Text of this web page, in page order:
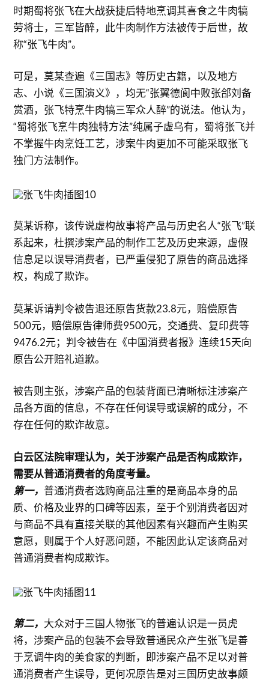
时期蜀将张飞在大战获捷后特地烹调其喜食之牛肉犒
劳将士，三军皆醉，此牛肉制作方法被传于后世，故
称“张飞牛肉”。
可是，莫某查遍《三国志》等历史古籍，以及地方
志、小说《三国演义》，均无“张翼德阆中败张郃刘备
赏酒，张飞特烹牛肉犒三军众人醉”的说法。他认为，
“蜀将张飞烹牛肉独特方法”纯属子虚乌有，蜀将张飞并
不掌握牛肉烹饪工艺，涉案牛肉更加不可能采取张飞
独门方法制作。
莫某诉称，该传说虚构故事将产品与历史名人“张飞”联
系起来，杜撰涉案产品的制作工艺及历史来源，虚假
信息足以误导消费者，已严重侵犯了原告的商品选择
权，构成了欺诈。
莫某诉请判令被告退还原告货款23.8元，赔偿原告
500元，赔偿原告律师费9500元，交通费、复印费等
9476.2元；判令被告在《中国消费者报》连续15天向
原告公开赔礼道歉。
被告则主张，涉案产品的包装背面已清晰标注涉案产
品各方面的信息，不存在任何误导或误解的成分，不
存在任何的欺诈故意。
白云区法院审理认为，关于涉案产品是否构成欺诈，
需要从普通消费者的角度考量。
第一，普通消费者选购商品注重的是商品本身的品
质、价格及业界的口碑等因素，至于个别消费者因对
与商品不具有直接关联的其他因素有兴趣而产生购买
意愿，则属于个人好恶问题，不能因此认定该商品对
普通消费者构成欺诈。
第二， 大众对于三国人物张飞的普遍认识是一员虎
将，涉案产品的包装不会导致普通民众产生张飞是善
于烹调牛肉的美食家的判断，即涉案产品不足以对普
通消费者产生误导，更何况原告是对三国历史故事颇